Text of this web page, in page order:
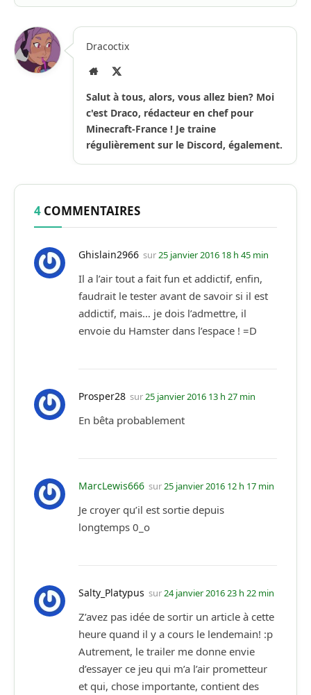
Dracoctix
Site
Salut à tous, alors, vous allez bien? Moi
c'est Draco, rédacteur en chef pour
Minecraft-France ! Je traine
régulièrement sur le Discord, également.
4 COMMENTAIRES
Ghislain2966 sur25 janvier 2016 18 h 45 min
Il a l’air tout a fait fun et addictif, enfin,
faudrait le tester avant de savoir si il est
addictif, mais… je dois l’admettre, il
envoie du Hamster dans l’espace ! =D
Prosper28 sur25 janvier 2016 13 h 27 min
En bêta probablement
MarcLewis666 sur25 janvier 2016 12 h 17 min
Je croyer qu’il est sortie depuis
longtemps 0_o
Salty_Platypus sur24 janvier 2016 23 h 22 min
Z’avez pas idée de sortir un article à cette
heure quand il y a cours le lendemain! :p
Autrement, le trailer me donne envie
d’essayer ce jeu qui m’a l’air prometteur
et qui, chose importante, contient des